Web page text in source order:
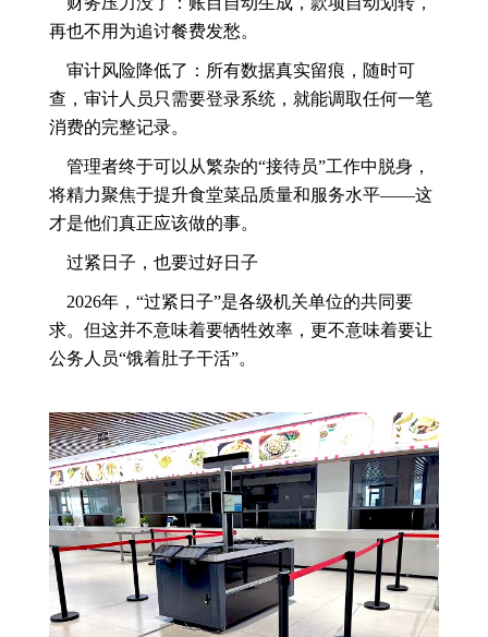
再也不用为追讨餐费发愁。
审计风险降低了：所有数据真实留痕，随时可
查，审计人员只需要登录系统，就能调取任何一笔
消费的完整记录。
管理者终于可以从繁杂的“接待员”工作中脱身，
将精力聚焦于提升食堂菜品质量和服务水平——这
才是他们真正应该做的事。
过紧日子，也要过好日子
2026年，“过紧日子”是各级机关单位的共同要
求。但这并不意味着要牺牲效率，更不意味着要让
公务人员“饿着肚子干活”。